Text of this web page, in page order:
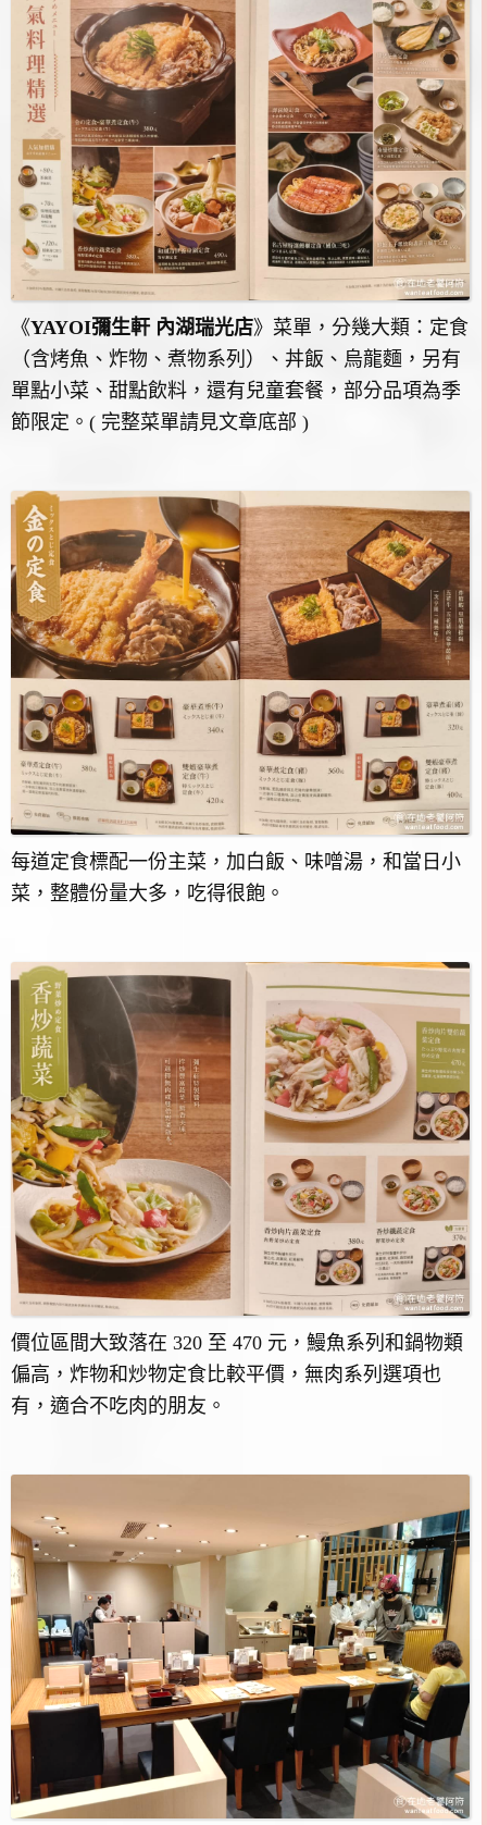
《YAYOI彌生軒 內湖瑞光店》菜單，分幾大類：定食
（含烤魚、炸物、煮物系列）、丼飯、烏龍麵，另有
單點小菜、甜點飲料，還有兒童套餐，部分品項為季
節限定。( 完整菜單請見文章底部 )
每道定食標配一份主菜，加白飯、味噌湯，和當日小
菜，整體份量大多，吃得很飽。
價位區間大致落在 320 至 470 元，鰻魚系列和鍋物類
偏高，炸物和炒物定食比較平價，無肉系列選項也
有，適合不吃肉的朋友。